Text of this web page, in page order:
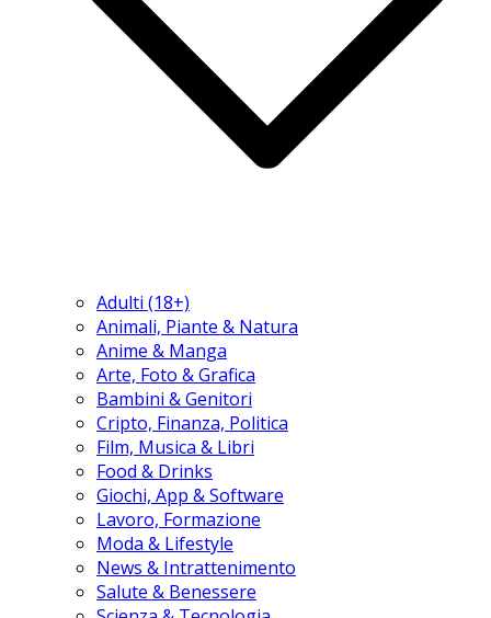
Adulti (18+)
Animali, Piante & Natura
Anime & Manga
Arte, Foto & Grafica
Bambini & Genitori
Cripto, Finanza, Politica
Film, Musica & Libri
Food & Drinks
Giochi, App & Software
Lavoro, Formazione
Moda & Lifestyle
News & Intrattenimento
Salute & Benessere